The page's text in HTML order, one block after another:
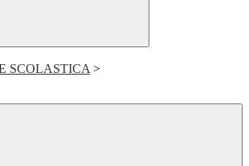
SCOLASTICA >